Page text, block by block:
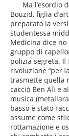
Ma l’esordio
Bouzid, figlia
preparato la
studentessa
Medicina dice
gruppo di
polizia segreta.
rivoluzione “per
trasmette quella
cacciò Ben Alì e
musica
basso è stato
assume come
rottamazione e